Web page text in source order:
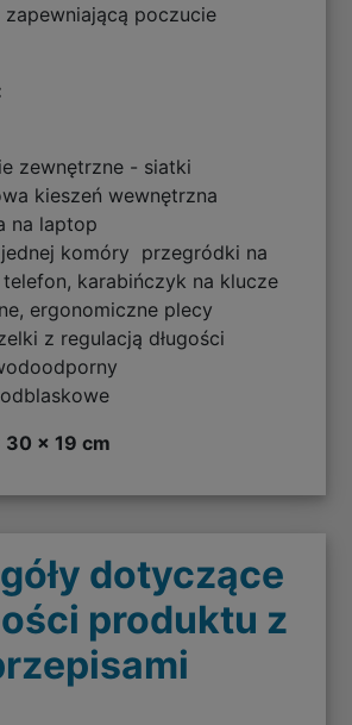
zapewniającą poczucie
zewnętrzne - siatki
kieszeń wewnętrzna
na laptop
komóry przegródki na
karabińczyk na klucze
ergonomiczne plecy
z regulacją długości
x 19 cm
dotyczące
produktu z